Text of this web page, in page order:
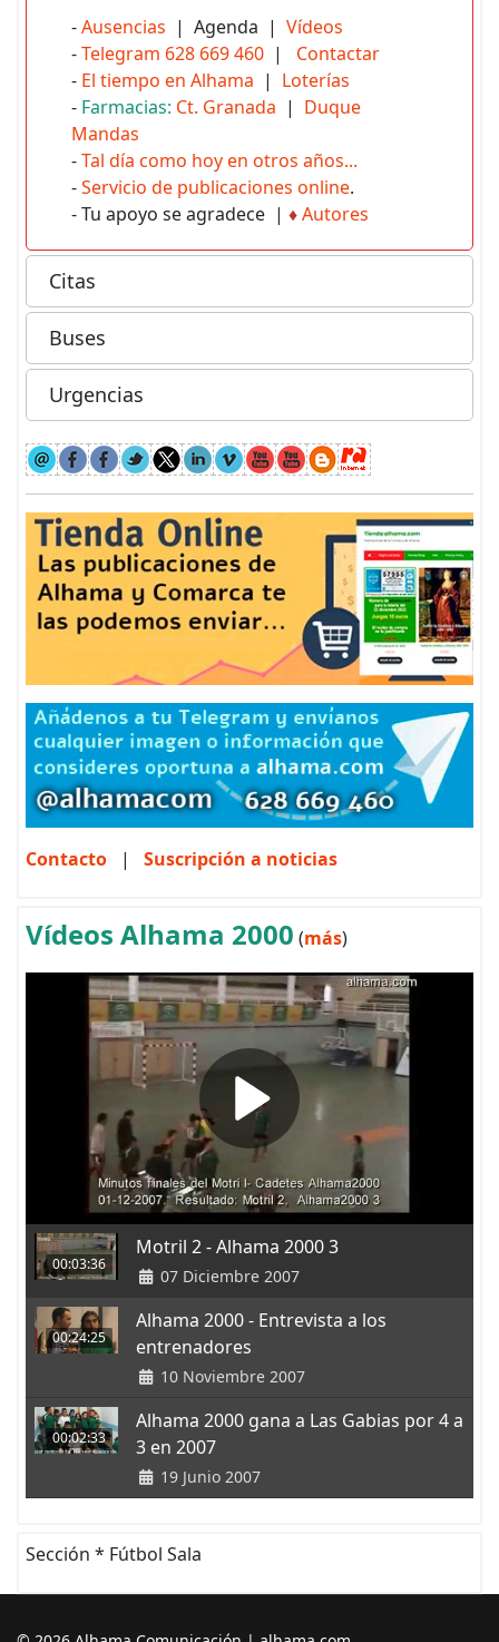
-Ausencias | Agenda | Vídeos
-Telegram 628 669 460 | Contactar
- El tiempo en Alhama | Loterías
- Farmacias: Ct. Granada | Duque
Mandas
-Tal día como hoy en otros años...
-Servicio de publicaciones online.
- Tu apoyo se agradece | ♦Autores
Citas
Buses
Urgencias
Contacto | Suscripción a noticias
Vídeos Alhama 2000 (más)
00:03:36
Motril 2 - Alhama 2000 3
07 Diciembre 2007
00:24:25
Alhama 2000 - Entrevista a los
entrenadores
10 Noviembre 2007
00:02:33
Alhama 2000 gana a Las Gabias por 4 a
3 en 2007
19 Junio 2007
Sección * Fútbol Sala